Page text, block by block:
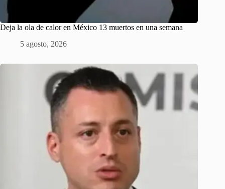
Deja la ola de calor en México 13 muertos en una semana
5 agosto, 2026